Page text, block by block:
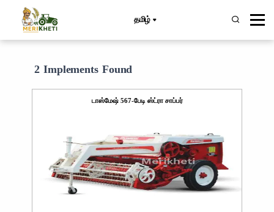
தமிழ்
2 Implements Found
டாஸ்மேஷ் 567-பேடி ஸ்ட்ரா சாப்பர்